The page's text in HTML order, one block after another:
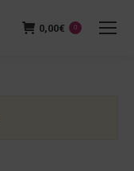
0,00€ 0